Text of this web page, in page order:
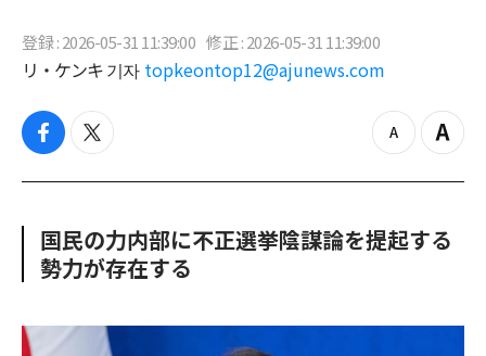
登録 : 2026-05-31 11:39:00 修正 : 2026-05-31 11:39:00
リ・ケンキ 기자 topkeontop12@ajunews.com
f
c
o
o
k
t
i
e
r
z
o
u
Z
o
n
国民の力内部に不正選挙陰謀論を提起する
勢力が存在する